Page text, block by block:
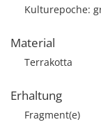
Kulturepoche:
Material
Terrakotta
Erhaltung
Fragment(e)